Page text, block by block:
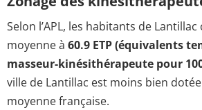
Selon l’APL, les habitants de
moyenne à 60.9 ETP (équivalents
masseur-kinésithérapeute pour
ville de Lantillac est moins bien
moyenne française.